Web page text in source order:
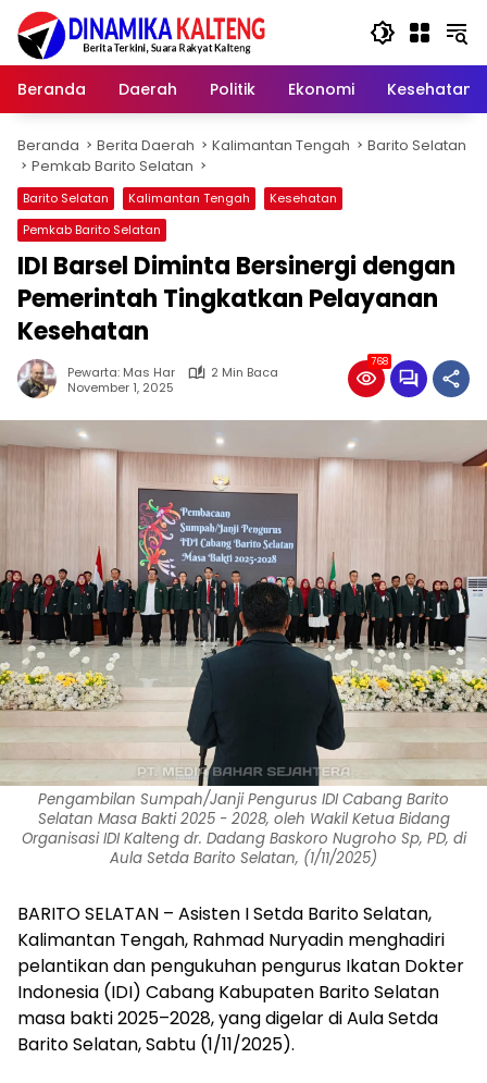
Langsung
konten
Beranda
Daerah Politik Ekonomi Kesehatan
Beranda Berita Daerah Kalimantan Tengah
Barito Selatan
Pemkab Barito Selatan
Barito Selatan Kalimantan Tengah
Kesehatan
Pemkab Barito Selatan
IDI Barsel Diminta Bersinergi dengan
Pemerintah Tingkatkan Pelayanan
Kesehatan‎
Pewarta: Mas Har
2 Min Baca
November 1, 2025
768
Pengambilan Sumpah/Janji Pengurus IDI Cabang Barito
Selatan Masa Bakti 2025 - 2028, oleh Wakil Ketua Bidang
Organisasi IDI Kalteng dr. Dadang Baskoro Nugroho Sp, PD, di
Aula Setda Barito Selatan, (1/11/2025)
BARITO SELATAN – Asisten I Setda Barito Selatan,
Kalimantan Tengah, Rahmad Nuryadin menghadiri
pelantikan dan pengukuhan pengurus Ikatan Dokter
Indonesia (IDI) Cabang Kabupaten Barito Selatan
masa bakti 2025–2028, yang digelar di Aula Setda
Barito Selatan, Sabtu (1/11/2025).